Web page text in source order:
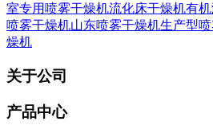
室专用喷雾干燥机流化床干燥机有
喷雾干燥机山东喷雾干燥机生产型
燥机
关于公司
产品中心